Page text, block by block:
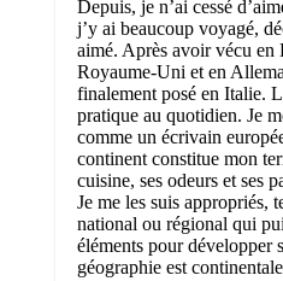
Depuis, je n’ai cessé
j’y ai beaucoup voyagé,
aimé. Après avoir vécu en
Royaume-Uni et en
finalement posé en Italie.
pratique au quotidien. Je
comme un écrivain
continent constitue mon
cuisine, ses odeurs et ses
Je me les suis appropriés,
national ou régional qui
éléments pour développer
géographie est